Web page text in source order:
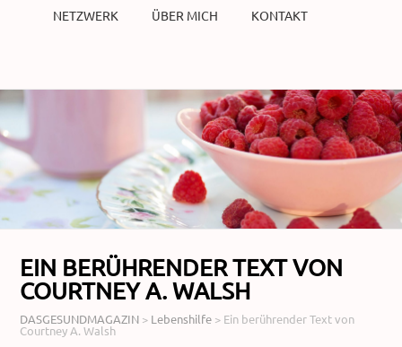
NETZWERK ÜBER MICH KONTAKT
EIN BERÜHRENDER TEXT VON
COURTNEY A. WALSH
DASGESUNDMAGAZIN > Lebenshilfe > Ein berührender Text von
Courtney A. Walsh